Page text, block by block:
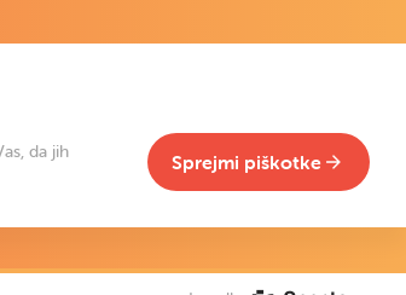
da jih
Sprejmi piškotke